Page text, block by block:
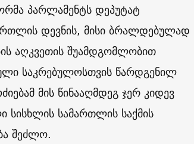
პარლამენტს დეპუტატ
დევნის, მისი ბრალდებულად
აღკვეთის შუამდგომლობით
საკრებულოსთვის წარდგენილ
მის წინააღმდეგ ჯერ კიდევ
სამართლის საქმის
შეძლო.